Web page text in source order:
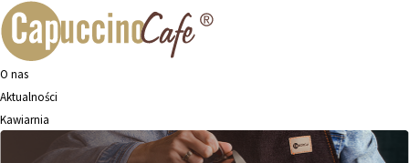
O nas
Aktualności
Kawiarnia